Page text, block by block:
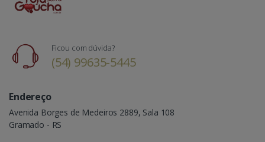
Ficou com dúvida?
(54) 99635-5445
Endereço
Avenida Borges de Medeiros 2889, Sala 108
Gramado - RS